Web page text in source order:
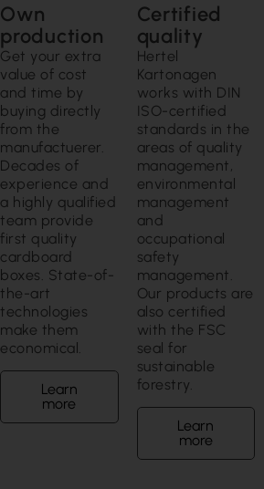
Own
production
Get your extra
value of cost
and time by
buying directly
from the
manufactuerer.
Decades of
experience and
a highly qualified
team provide
first quality
cardboard
boxes. State-of-
the-art
technologies
make them
economical.
Learn
more
Certified
quality
Hertel
Kartonagen
works with DIN
ISO-certified
standards in the
areas of quality
management,
environmental
management
and
occupational
safety
management.
Our products are
also certified
with the FSC
seal for
sustainable
forestry.
Learn
more